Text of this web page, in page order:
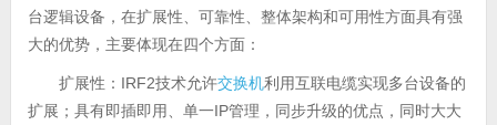
台逻辑设备，在扩展性、可靠性、整体架构和可用性方面具有强
大的优势，主要体现在四个方面：
扩展性：IRF2技术允许交换机利用互联电缆实现多台设备的
扩展；具有即插即用、单一IP管理，同步升级的优点，同时大大